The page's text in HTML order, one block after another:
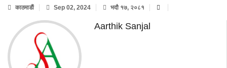
काठमाडाैं Sep 02, 2024 भदौ १७, २०८१
Aarthik Sanjal